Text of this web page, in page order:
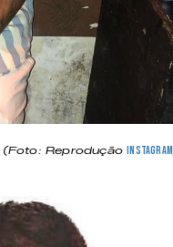
(Foto: ReproduçãoInstagram